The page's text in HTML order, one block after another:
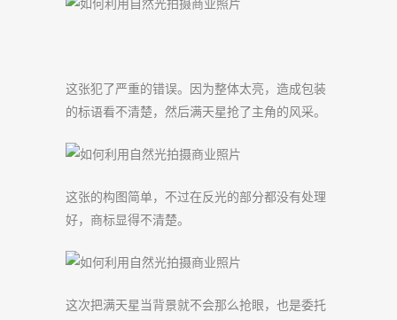
这张犯了严重的错误。因为整体太亮，造成包装
的标语看不清楚，然后满天星抢了主角的风采。
这张的构图简单，不过在反光的部分都没有处理
好，商标显得不清楚。
这次把满天星当背景就不会那么抢眼，也是委托